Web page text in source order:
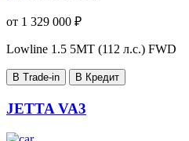
от 1 329 000 ₽
Lowline 1.5 5MT (112 л.с.) FWD
В Trade-in В Кредит
JETTA VA3